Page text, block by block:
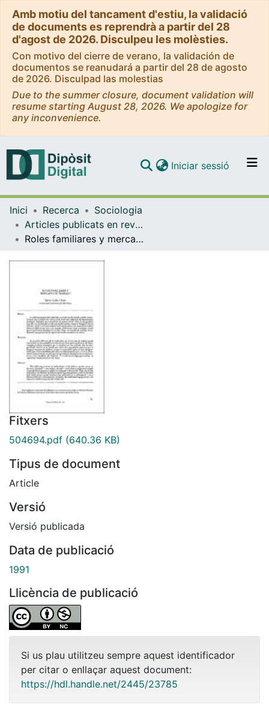
Amb motiu del tancament d'estiu, la validació
de documents es reprendrà a partir del 28
d'agost de 2026. Disculpeu les molèsties.
Con motivo del cierre de verano, la validación de
documentos se reanudará a partir del 28 de agosto
de 2026. Disculpad las molestias
Due to the summer closure, document validation will
resume starting August 28, 2026. We apologize for
any inconvenience.
Navega per tot el DD
Iniciar sessió (current)
Inici Recerca
Sociologia
Articles publicats en revistes (Sociologia)
Roles familiares y mercado de trabajo
Fitxers
504694.pdf (640.36 KB)
Tipus de document
Article
Versió
Versió publicada
Data de publicació
1991
Llicència de publicació
Si us plau utilitzeu sempre aquest identificador
per citar o enllaçar aquest document:
https://hdl.handle.net/2445/23785